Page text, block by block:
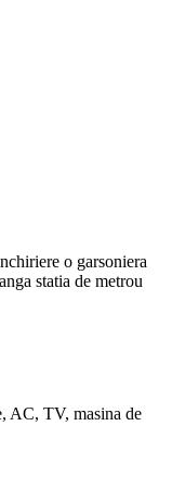
o garsoniera
statia de metrou
AC, TV, masina de